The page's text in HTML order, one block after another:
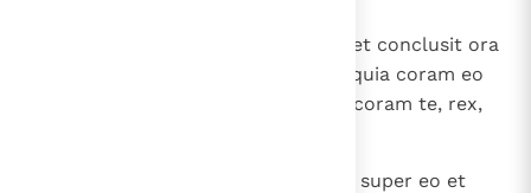
Deus meus misit angelum suum et conclusit ora
leonum, et non nocuerunt mihi, quia coram eo
iustitia inventa est in me; sed et coram te, rex,
Tunc rex vehementer gavisus est super eo et